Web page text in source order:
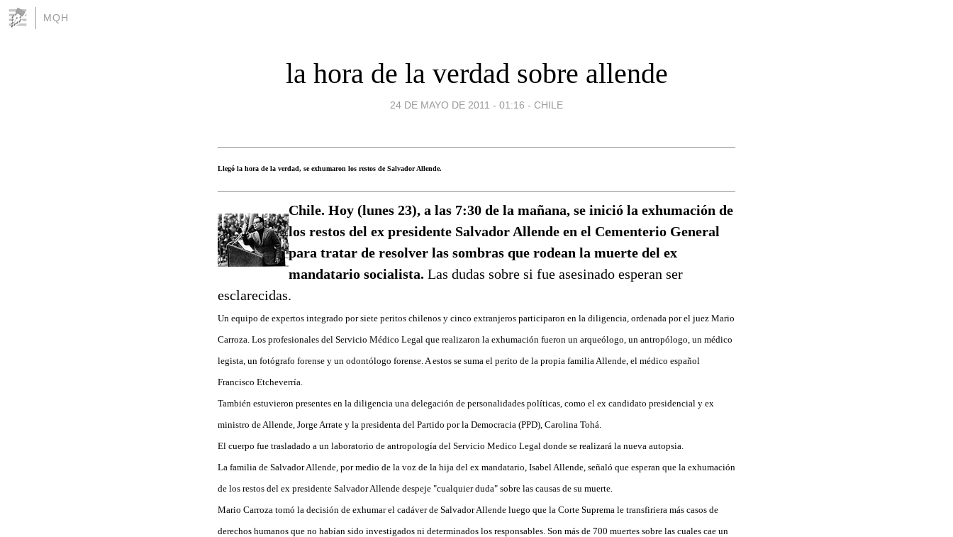
MQH
la hora de la verdad sobre allende
24 DE MAYO DE 2011 - 01:16 - CHILE
Llegó la hora de la verdad, se exhumaron los restos de Salvador Allende.
Chile. Hoy (lunes 23), a las 7:30 de la mañana, se inició la exhumación de
los restos del ex presidente Salvador Allende en el Cementerio General
para tratar de resolver las sombras que rodean la muerte del ex
mandatario socialista. Las dudas sobre si fue asesinado esperan ser
esclarecidas.
Un equipo de expertos integrado por siete peritos chilenos y cinco extranjeros participaron en la diligencia, ordenada por el juez Mario
Carroza. Los profesionales del Servicio Médico Legal que realizaron la exhumación fueron un arqueólogo, un antropólogo, un médico
legista, un fotógrafo forense y un odontólogo forense. A estos se suma el perito de la propia familia Allende, el médico español
Francisco Etcheverría.
También estuvieron presentes en la diligencia una delegación de personalidades políticas, como el ex candidato presidencial y ex
ministro de Allende, Jorge Arrate y la presidenta del Partido por la Democracia (PPD), Carolina Tohá.
El cuerpo fue trasladado a un laboratorio de antropología del Servicio Medico Legal donde se realizará la nueva autopsia.
La familia de Salvador Allende, por medio de la voz de la hija del ex mandatario, Isabel Allende, señaló que esperan que la exhumación
de los restos del ex presidente Salvador Allende despeje "cualquier duda" sobre las causas de su muerte.
Mario Carroza tomó la decisión de exhumar el cadáver de Salvador Allende luego que la Corte Suprema le transfiriera más casos de
derechos humanos que no habían sido investigados ni determinados los responsables. Son más de 700 muertes sobre las cuales cae un